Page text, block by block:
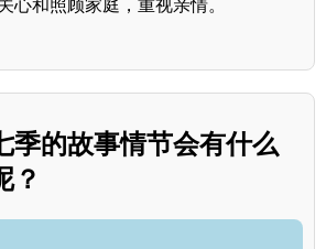
心和照顾家庭，重视亲情。
季的故事情节会有什么
？